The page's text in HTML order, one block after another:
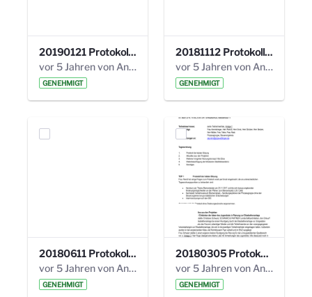
20190121 Protokoll 25. Steuerungskreis.pdf
vor 5 Jahren von Anni Schlumberger
GENEHMIGT
20181112 Protokoll 24. Steuerungskreis.pdf
vor 5 Jahren von Anni Schlumberger
GENEHMIGT
20180611 Protokoll 23. Steuerungskreis.pdf
vor 5 Jahren von Anni Schlumberger
GENEHMIGT
20180305 Protokoll 22. Steuerungskreis.pdf
vor 5 Jahren von Anni Schlumberger
GENEHMIGT